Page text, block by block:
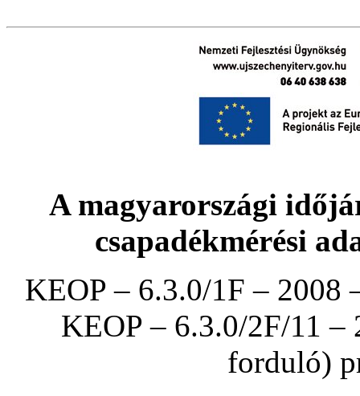
A magyarországi
csapadékmérési
KEOP – 6.3.0/1F – 2008
KEOP – 6.3.0/2F/11 –
forduló)